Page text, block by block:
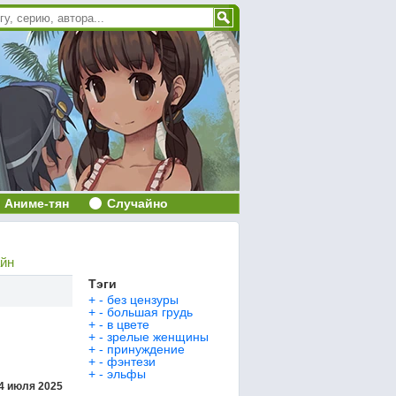
Аниме-тян Случайно
июля 2025
Тэги
+ - без цензуры
+ - большая грудь
+ - в цвете
+ - зрелые женщины
+ - принуждение
+ - фэнтези
+ - эльфы